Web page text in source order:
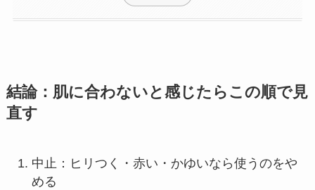
結論：肌に合わないと感じたらこの順で見
直す
中止：ヒリつく・赤い・かゆいなら使うのをや
める